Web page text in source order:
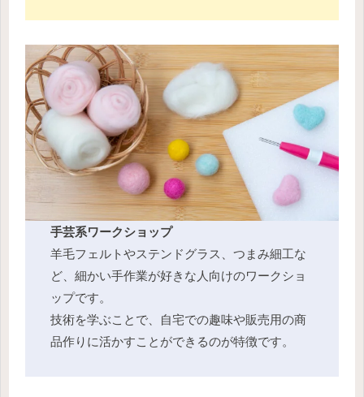
手芸系ワークショップ
羊毛フェルトやステンドグラス、つまみ細工な
ど、細かい手作業が好きな人向けのワークショ
ップです。
技術を学ぶことで、自宅での趣味や販売用の商
品作りに活かすことができるのが特徴です。